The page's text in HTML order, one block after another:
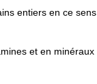
entiers en ce sens
et en minéraux